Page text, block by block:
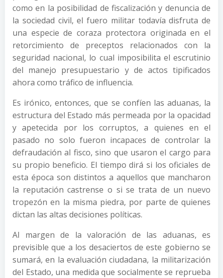
como en la posibilidad de fiscalización y denuncia de
la sociedad civil, el fuero militar todavía disfruta de
una especie de coraza protectora originada en el
retorcimiento de preceptos relacionados con la
seguridad nacional, lo cual imposibilita el escrutinio
del manejo presupuestario y de actos tipificados
ahora como tráfico de influencia.
Es irónico, entonces, que se confíen las aduanas, la
estructura del Estado más permeada por la opacidad
y apetecida por los corruptos, a quienes en el
pasado no solo fueron incapaces de controlar la
defraudación al fisco, sino que usaron el cargo para
su propio beneficio. El tiempo dirá si los oficiales de
esta época son distintos a aquellos que mancharon
la reputación castrense o si se trata de un nuevo
tropezón en la misma piedra, por parte de quienes
dictan las altas decisiones políticas.
Al margen de la valoración de las aduanas, es
previsible que a los desaciertos de este gobierno se
sumará, en la evaluación ciudadana, la militarización
del Estado, una medida que socialmente se reprueba